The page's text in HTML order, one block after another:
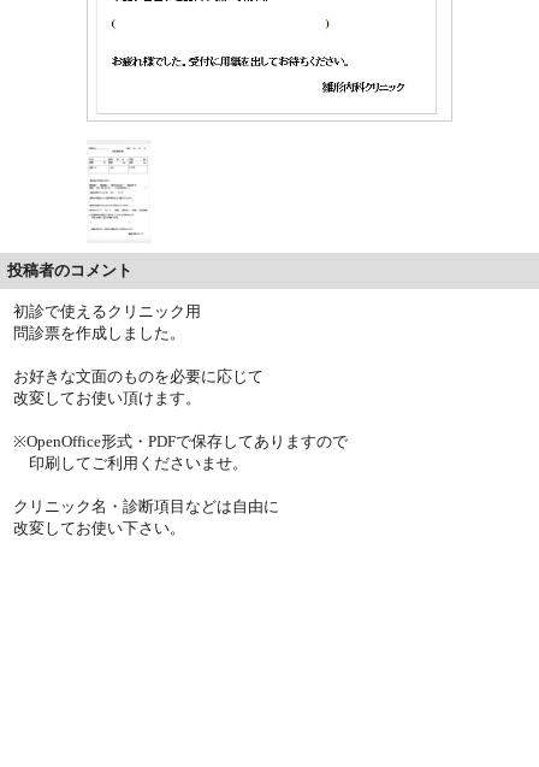
投稿者のコメント
初診で使えるクリニック用
問診票を作成しました。
お好きな文面のものを必要に応じて
改変してお使い頂けます。
※OpenOffice形式・PDFで保存してありますので
印刷してご利用くださいませ。
クリニック名・診断項目などは自由に
改変してお使い下さい。